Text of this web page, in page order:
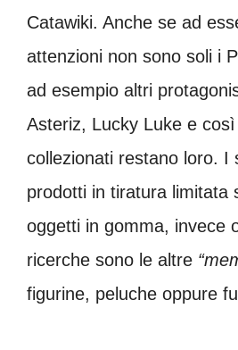
Catawiki. Anche se ad
attenzioni non sono soli i
ad esempio altri
Asteriz, Lucky Luke e
collezionati restano loro. I
prodotti in tiratura limitata
oggetti in gomma, invece
ricerche sono le altre
figurine, peluche oppure